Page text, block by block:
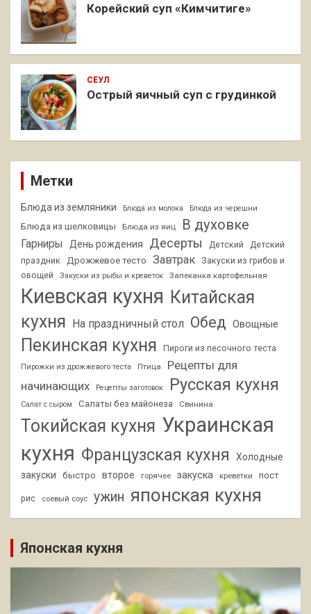
Корейский суп «Кимчитиге»
СЕУЛ
Острый яичный суп с грудинкой
Метки
Блюда из земляники Блюда из молока Блюда из черешни
Блюда из шелковицы Блюда из яиц В духовке
Гарниры День рождения Десерты Детский
Детский
праздник
Дрожжевое тесто Завтрак
Закуски из грибов и
овощей
Закуски из рыбы и креветок Запеканка картофельная
Киевская кухня Китайская
кухня На праздничный стол Обед Овощные
Пекинская кухня Пироги из песочного теста
Пирожки из дрожжевого теста Птица
Рецепты для
начинающих
Рецепты заготовок Русская кухня
Салат с сыром Салаты без майонеза Свинина
Токийская кухня Украинская
кухня Французская кухня
Холодные
закуски
быстро второе горячее закуска креветки пост
рис соевый соус ужин японская кухня
Японская кухня